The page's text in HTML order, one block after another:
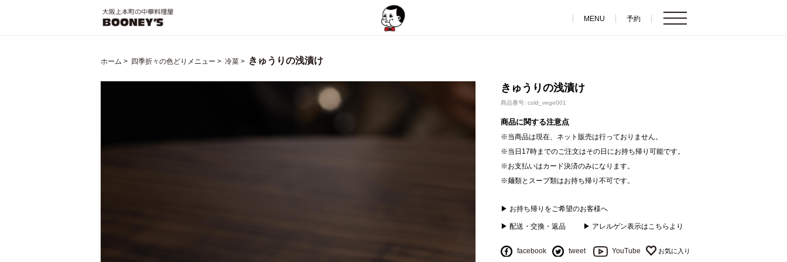
MENU 予約
ホーム > 四季折々の色どりメニュー > 冷菜 > きゅうりの浅漬け
きゅうりの浅漬け
商品番号: cold_vege001
商品に関する注意点
※当商品は現在、ネット販売は行っておりません。
※当日17時までのご注文はその日にお持ち帰り可能です。
※お支払いはカード決済のみになります。
※麺類とスープ類はお持ち帰り不可です。
▶ お持ち帰りをご希望のお客様へ
▶ 配送・交換・返品 ▶ アレルゲン表示はこちらより
facebook tweet YouTube